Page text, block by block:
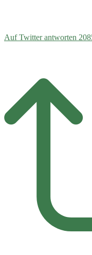
Auf Twitter antworten